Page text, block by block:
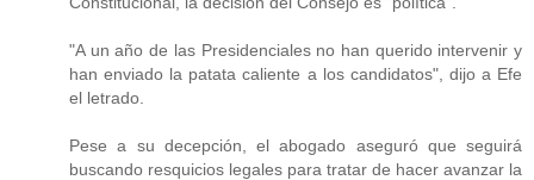
"A un año de las Presidenciales no han querido intervenir y
han enviado la patata caliente a los candidatos", dijo a Efe
el letrado.
Pese a su decepción, el abogado aseguró que seguirá
buscando resquicios legales para tratar de hacer avanzar la